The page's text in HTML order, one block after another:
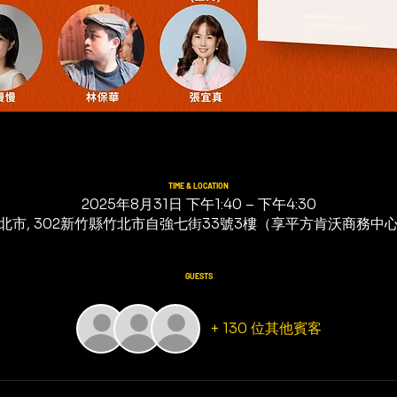
TIME & LOCATION
2025年8月31日 下午1:40 – 下午4:30
市, 302新竹縣竹北市自強七街33號3樓（享平方肯沃商務中
GUESTS
+ 130 位其他賓客